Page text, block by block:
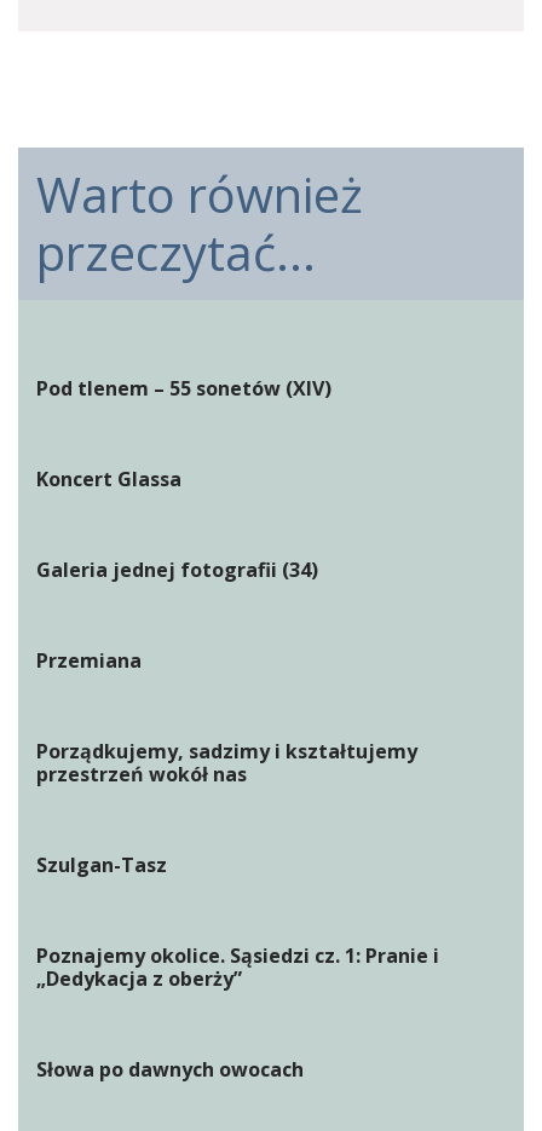
Warto również
przeczytać...
Pod tlenem – 55 sonetów (XIV)
Koncert Glassa
Galeria jednej fotografii (34)
Przemiana
Porządkujemy, sadzimy i kształtujemy
przestrzeń wokół nas
Szulgan-Tasz
Poznajemy okolice. Sąsiedzi cz. 1: Pranie i
„Dedykacja z oberży”
Słowa po dawnych owocach